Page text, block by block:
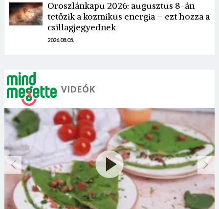
Oroszlánkapu 2026: augusztus 8-án
tetőzik a kozmikus energia – ezt hozza a
csillagjegyednek
2026.08.05.
VIDEÓK